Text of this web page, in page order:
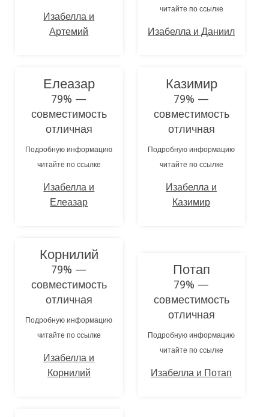
Изабелла и
Артемий
читайте по ссылке
Изабелла и Даниил
Елеазар
79% —
совместимость
отличная
Подробную информацию
читайте по ссылке
Изабелла и
Елеазар
Казимир
79% —
совместимость
отличная
Подробную информацию
читайте по ссылке
Изабелла и
Казимир
Корнилий
79% —
совместимость
отличная
Подробную информацию
читайте по ссылке
Изабелла и
Корнилий
Потап
79% —
совместимость
отличная
Подробную информацию
читайте по ссылке
Изабелла и Потап